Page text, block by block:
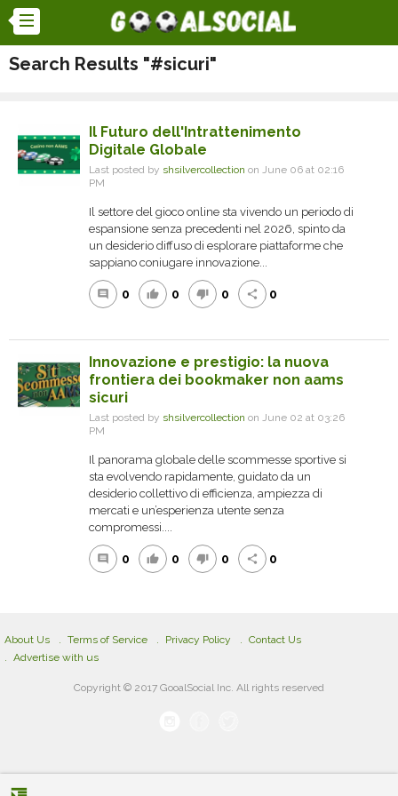
Search Results "#sicuri"
Il Futuro dell'Intrattenimento
Digitale Globale
Last posted by shsilvercollection on June 06 at 02:16
PM
Il settore del gioco online sta vivendo un periodo di
espansione senza precedenti nel 2026, spinto da
un desiderio diffuso di esplorare piattaforme che
sappiano coniugare innovazione...
comment 0 thumb_up 0 thumb_down 0 share 0
Innovazione e prestigio: la nuova
frontiera dei bookmaker non aams
sicuri
Last posted by shsilvercollection on June 02 at 03:26
PM
Il panorama globale delle scommesse sportive si
sta evolvendo rapidamente, guidato da un
desiderio collettivo di efficienza, ampiezza di
mercati e un’esperienza utente senza
compromessi....
comment 0 thumb_up 0 thumb_down 0 share 0
About Us Terms of Service Privacy Policy
Contact Us
Advertise with us
Copyright © 2017 GooalSocial Inc. All rights reserved